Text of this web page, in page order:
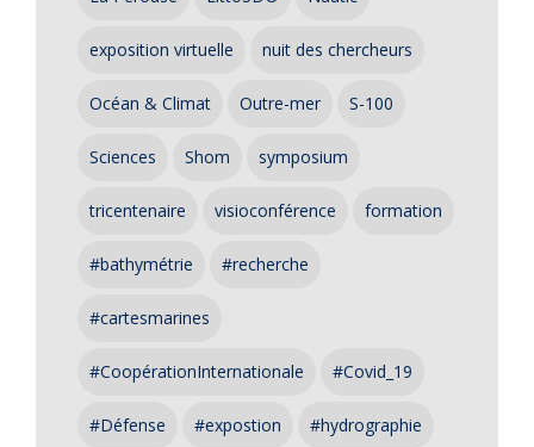
exposition virtuelle nuit des chercheurs
Océan & Climat Outre-mer S-100
Sciences Shom symposium
tricentenaire visioconférence formation
#bathymétrie #recherche
#cartesmarines
#CoopérationInternationale #Covid_19
#Défense #expostion #hydrographie